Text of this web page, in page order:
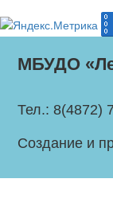
МБУДО
Тел.: 8(4872)
Создание и